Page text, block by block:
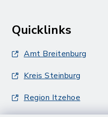
Quicklinks
Amt Breitenburg
Kreis Steinburg
Region Itzehoe